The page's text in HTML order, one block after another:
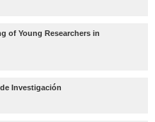
of Young Researchers in
Investigación